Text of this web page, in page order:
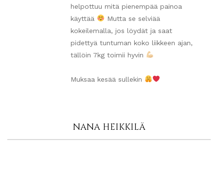
helpottuu mitä pienempää painoa
käyttää
Mutta se selviää
kokeilemalla, jos löydät ja saat
pidettyä tuntuman koko liikkeen ajan,
tällöin 7kg toimii hyvin
Muksaa kesää sullekin
NANA HEIKKILÄ